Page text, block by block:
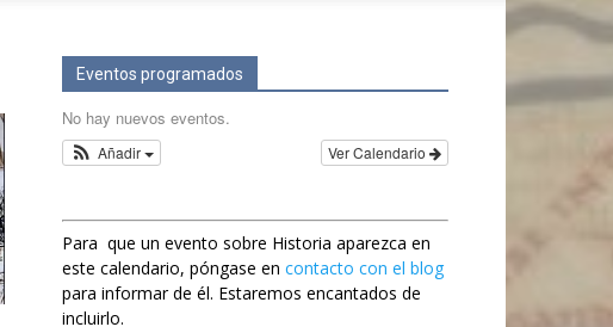
Eventos programados
No hay nuevos eventos.
Ver Calendario
Añadir
Para que un evento sobre Historia aparezca en
este calendario, póngase en contacto con el blog
para informar de él. Estaremos encantados de
incluirlo.